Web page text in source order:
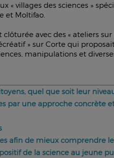
« villages des sciences »
et Moltifao.
clôturée avec des « ateliers
» sur Corte qui
manipulations et
quel que soit leur
par une approche concrète
afin de mieux comprendre
de la science au jeune